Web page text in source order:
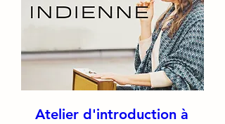
Atelier d'introduction à